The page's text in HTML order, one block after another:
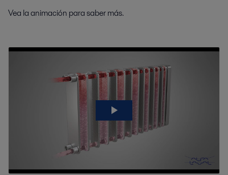
Vea la animación para saber más.